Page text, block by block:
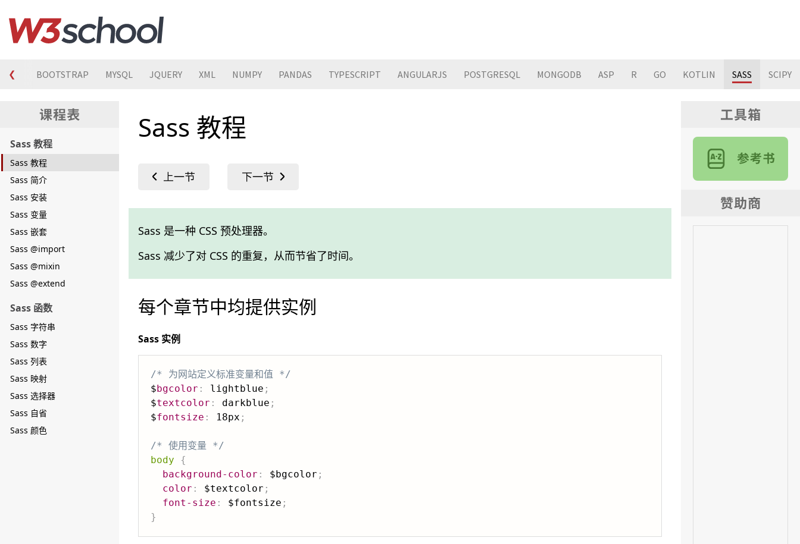
❮
C# BOOTSTRAP MYSQL JQUERY XML NUMPY PANDAS TYPESCRIPT ANGULARJS POSTGRESQL MONGODB ASP R GO KOTLIN SASS SCIPY
Sass 教程
Sass 教程
Sass 简介
Sass 安装
Sass 变量
Sass 嵌套
Sass @import
Sass @mixin
Sass @extend
Sass 函数
Sass 字符串
Sass 数字
Sass 列表
Sass 映射
Sass 选择器
Sass 自省
Sass 颜色
Sass 教程
Sass 是一种 CSS 预处理器。
Sass 减少了对 CSS 的重复，从而节省了时间。
每个章节中均提供实例
Sass 实例
/* 为网站定义标准变量和值 */
$bgcolor : lightblue ;
$textcolor : darkblue ;
$fontsize : 18px ;
/* 使用变量 */
body
{
background-color : $bgcolor ;
color : $textcolor ;
font-size : $fontsize ;
}